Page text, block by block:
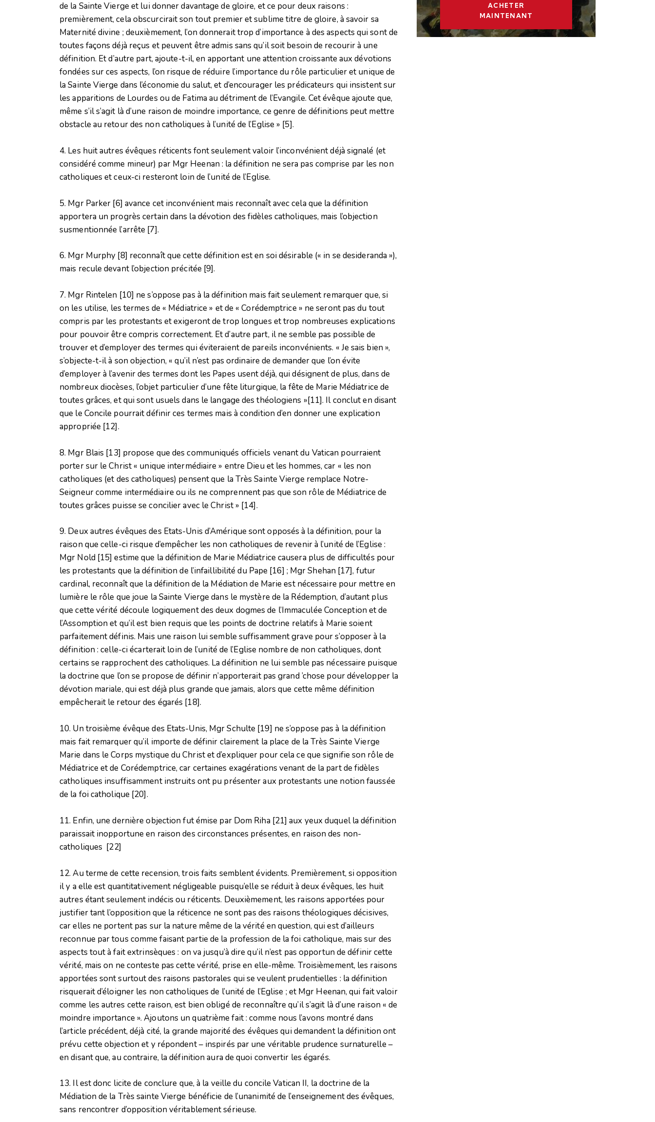
de la Sainte Vierge et lui donner davantage de gloire, et ce pour deux raisons :
premièrement, cela obscurcirait son tout premier et sublime titre de gloire, à savoir sa
Maternité divine ; deuxièmement, l’on donnerait trop d’importance à des aspects qui sont de
toutes façons déjà reçus et peuvent être admis sans qu’il soit besoin de recourir à une
définition. Et d’autre part, ajoute-t-il, en apportant une attention croissante aux dévotions
fondées sur ces aspects, l’on risque de réduire l’importance du rôle particulier et unique de
la Sainte Vierge dans l’économie du salut, et d’encourager les prédicateurs qui insistent sur
les apparitions de Lourdes ou de Fatima au détriment de l’Evangile. Cet évêque ajoute que,
même s’il s’agit là d’une raison de moindre importance, ce genre de définitions peut mettre
obstacle au retour des non catholiques à l’unité de l’Eglise » [5].
4. Les huit autres évêques réticents font seulement valoir l’inconvénient déjà signalé (et
considéré comme mineur) par Mgr Heenan : la définition ne sera pas comprise par les non
catholiques et ceux-ci resteront loin de l’unité de l’Eglise.
5. Mgr Parker [6] avance cet inconvénient mais reconnaît avec cela que la définition
apportera un progrès certain dans la dévotion des fidèles catholiques, mais l’objection
susmentionnée l’arrête [7].
6. Mgr Murphy [8] reconnaît que cette définition est en soi désirable (« in se desideranda »),
mais recule devant l’objection précitée [9].
7. Mgr Rintelen [10] ne s’oppose pas à la définition mais fait seulement remarquer que, si
on les utilise, les termes de « Médiatrice » et de « Corédemptrice » ne seront pas du tout
compris par les protestants et exigeront de trop longues et trop nombreuses explications
pour pouvoir être compris correctement. Et d’autre part, il ne semble pas possible de
trouver et d’employer des termes qui éviteraient de pareils inconvénients. « Je sais bien »,
s’objecte-t-il à son objection, « qu’il n’est pas ordinaire de demander que l’on évite
d’employer à l’avenir des termes dont les Papes usent déjà, qui désignent de plus, dans de
nombreux diocèses, l’objet particulier d’une fête liturgique, la fête de Marie Médiatrice de
toutes grâces, et qui sont usuels dans le langage des théologiens »[11]. Il conclut en disant
que le Concile pourrait définir ces termes mais à condition d’en donner une explication
appropriée [12].
8. Mgr Blais [13] propose que des communiqués officiels venant du Vatican pourraient
porter sur le Christ « unique intermédiaire » entre Dieu et les hommes, car « les non
catholiques (et des catholiques) pensent que la Très Sainte Vierge remplace Notre-
Seigneur comme intermédiaire ou ils ne comprennent pas que son rôle de Médiatrice de
toutes grâces puisse se concilier avec le Christ » [14].
9. Deux autres évêques des Etats-Unis d’Amérique sont opposés à la définition, pour la
raison que celle-ci risque d’empêcher les non catholiques de revenir à l’unité de l’Eglise :
Mgr Nold [15] estime que la définition de Marie Médiatrice causera plus de difficultés pour
les protestants que la définition de l’infaillibilité du Pape [16] ; Mgr Shehan [17], futur
cardinal, reconnaît que la définition de la Médiation de Marie est nécessaire pour mettre en
lumière le rôle que joue la Sainte Vierge dans le mystère de la Rédemption, d’autant plus
que cette vérité découle logiquement des deux dogmes de l’Immaculée Conception et de
l’Assomption et qu’il est bien requis que les points de doctrine relatifs à Marie soient
parfaitement définis. Mais une raison lui semble suffisamment grave pour s’opposer à la
définition : celle-ci écarterait loin de l’unité de l’Eglise nombre de non catholiques, dont
certains se rapprochent des catholiques. La définition ne lui semble pas nécessaire puisque
la doctrine que l’on se propose de définir n’apporterait pas grand ’chose pour développer la
dévotion mariale, qui est déjà plus grande que jamais, alors que cette même définition
empêcherait le retour des égarés [18].
10. Un troisième évêque des Etats-Unis, Mgr Schulte [19] ne s’oppose pas à la définition
mais fait remarquer qu’il importe de définir clairement la place de la Très Sainte Vierge
Marie dans le Corps mystique du Christ et d’expliquer pour cela ce que signifie son rôle de
Médiatrice et de Corédemptrice, car certaines exagérations venant de la part de fidèles
catholiques insuffisamment instruits ont pu présenter aux protestants une notion faussée
de la foi catholique [20].
11. Enfin, une dernière objection fut émise par Dom Riha [21] aux yeux duquel la définition
paraissait inopportune en raison des circonstances présentes, en raison des non-
catholiques [22]
12. Au terme de cette recension, trois faits semblent évidents. Premièrement, si opposition
il y a elle est quantitativement négligeable puisqu’elle se réduit à deux évêques, les huit
autres étant seulement indécis ou réticents. Deuxièmement, les raisons apportées pour
justifier tant l’opposition que la réticence ne sont pas des raisons théologiques décisives,
car elles ne portent pas sur la nature même de la vérité en question, qui est d’ailleurs
reconnue par tous comme faisant partie de la profession de la foi catholique, mais sur des
aspects tout à fait extrinsèques : on va jusqu’à dire qu’il n’est pas opportun de définir cette
vérité, mais on ne conteste pas cette vérité, prise en elle-même. Troisièmement, les raisons
apportées sont surtout des raisons pastorales qui se veulent prudentielles : la définition
risquerait d’éloigner les non catholiques de l’unité de l’Eglise ; et Mgr Heenan, qui fait valoir
comme les autres cette raison, est bien obligé de reconnaître qu’il s’agit là d’une raison « de
moindre importance ». Ajoutons un quatrième fait : comme nous l’avons montré dans
l’article précédent, déjà cité, la grande majorité des évêques qui demandent la définition ont
prévu cette objection et y répondent – inspirés par une véritable prudence surnaturelle –
en disant que, au contraire, la définition aura de quoi convertir les égarés.
13. Il est donc licite de conclure que, à la veille du concile Vatican II, la doctrine de la
Médiation de la Très sainte Vierge bénéficie de l’unanimité de l’enseignement des évêques,
sans rencontrer d’opposition véritablement sérieuse.
ACHETER
MAINTENANT